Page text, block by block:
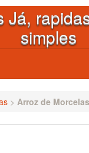
Já,
simples
> Arroz de